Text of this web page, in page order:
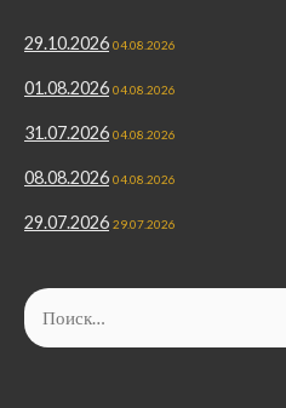
29.10.2026 04.08.2026
01.08.2026 04.08.2026
31.07.2026 04.08.2026
08.08.2026 04.08.2026
29.07.2026 29.07.2026
Найти: